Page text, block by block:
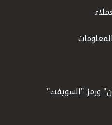
ورمز "السويفت"